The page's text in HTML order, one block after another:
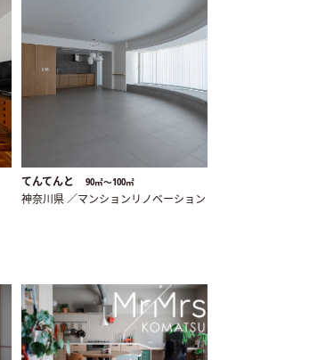
てんてんと 90㎡〜100㎡
神奈川県 ／マンションリノベーション